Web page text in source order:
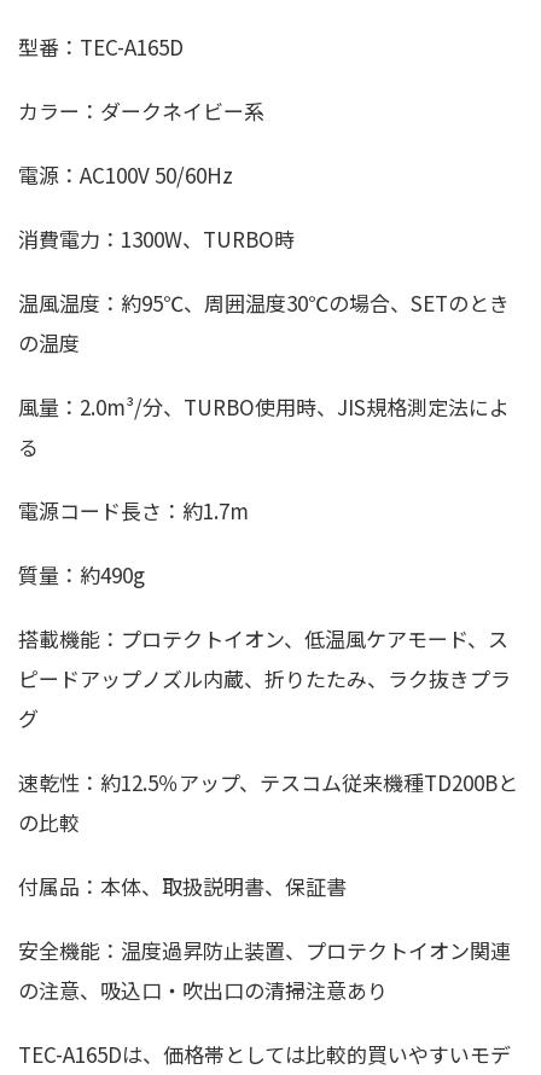
型番：TEC-A165D
カラー：ダークネイビー系
電源：AC100V 50/60Hz
消費電力：1300W、TURBO時
温風温度：約95℃、周囲温度30℃の場合、SETのとき
の温度
風量：2.0m³/分、TURBO使用時、JIS規格測定法によ
る
電源コード長さ：約1.7m
質量：約490g
搭載機能：プロテクトイオン、低温風ケアモード、ス
ピードアップノズル内蔵、折りたたみ、ラク抜きプラ
グ
速乾性：約12.5％アップ、テスコム従来機種TD200Bと
の比較
付属品：本体、取扱説明書、保証書
安全機能：温度過昇防止装置、プロテクトイオン関連
の注意、吸込口・吹出口の清掃注意あり
TEC-A165Dは、価格帯としては比較的買いやすいモデ